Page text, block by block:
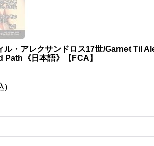
ル・アレクサンドロス17世/Garnet
《日本語》【FCA】
)